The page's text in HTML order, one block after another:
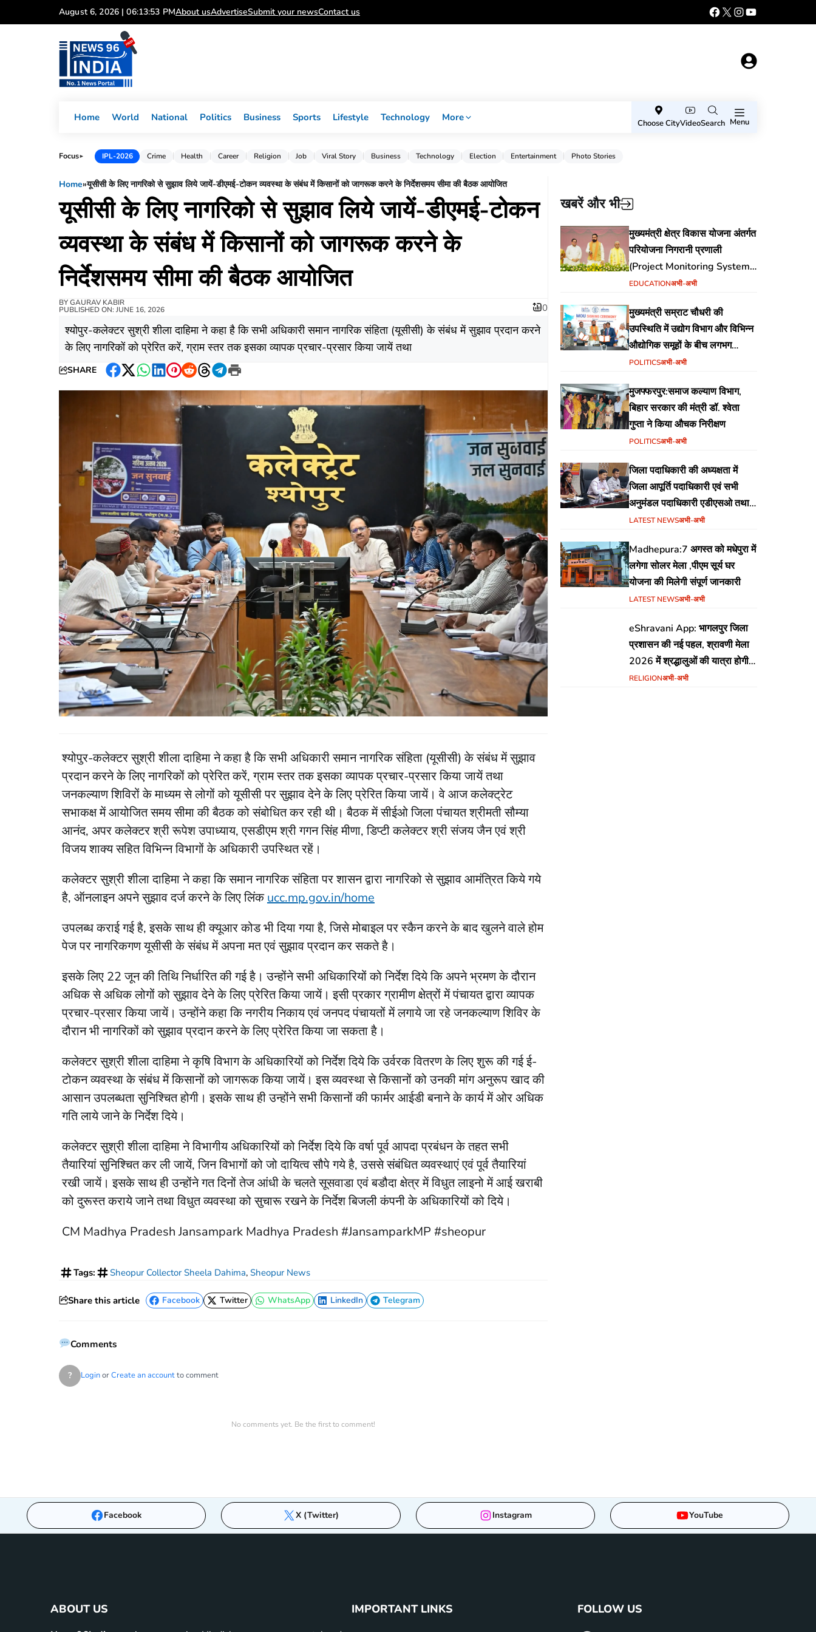
to
August 6, 2026 | 06:13:54 PMAbout usAdvertiseSubmit your newsContact us
Home World National Politics Business Sports Lifestyle Technology More
Choose CityVideoSearch Menu
Focus► IPL-2026 Crime Health Career Religion Job Viral Story Business Technology Election Entertainment Photo Stories
Home»यूसीसी के लिए नागरिको से सुझाव लिये जायें-डीएमई-टोकन व्यवस्था के संबंध में किसानों को जागरूक करने के निर्देशसमय सीमा की बैठक आयोजित
यूसीसी के लिए नागरिको से सुझाव लिये जायें-डीएमई-टोकन
व्यवस्था के संबंध में किसानों को जागरूक करने के
निर्देशसमय सीमा की बैठक आयोजित
BYGAURAV KABIR
PUBLISHED ON: JUNE 16, 2026 0
श्योपुर-कलेक्टर सुश्री शीला दाहिमा ने कहा है कि सभी अधिकारी समान नागरिक संहिता (यूसीसी) के संबंध में सुझाव प्रदान करने
के लिए नागरिकों को प्रेरित करें, ग्राम स्तर तक इसका व्यापक प्रचार-प्रसार किया जायें तथा
SHARE
Facebook
Twitter
WhatsApp
LinkedIn
Pinterest
RedditThreads
Telegram
Print
श्योपुर-कलेक्टर सुश्री शीला दाहिमा ने कहा है कि सभी अधिकारी समान नागरिक संहिता (यूसीसी) के संबंध में सुझाव
प्रदान करने के लिए नागरिकों को प्रेरित करें, ग्राम स्तर तक इसका व्यापक प्रचार-प्रसार किया जायें तथा
जनकल्याण शिविरों के माध्यम से लोगों को यूसीसी पर सुझाव देने के लिए प्रेरित किया जायें। वे आज कलेक्ट्रेट
सभाकक्ष में आयोजित समय सीमा की बैठक को संबोधित कर रही थी। बैठक में सीईओ जिला पंचायत श्रीमती सौम्या
आनंद, अपर कलेक्टर श्री रूपेश उपाध्याय, एसडीएम श्री गगन सिंह मीणा, डिप्टी कलेक्टर श्री संजय जैन एवं श्री
विजय शाक्य सहित विभिन्न विभागों के अधिकारी उपस्थित रहें।
कलेक्टर सुश्री शीला दाहिमा ने कहा कि समान नागरिक संहिता पर शासन द्वारा नागरिको से सुझाव आमंत्रित किये गये
है, ऑनलाइन अपने सुझाव दर्ज करने के लिए लिंकucc.mp.gov.in/home
उपलब्ध कराई गई है, इसके साथ ही क्यूआर कोड भी दिया गया है, जिसे मोबाइल पर स्कैन करने के बाद खुलने वाले होम
पेज पर नागरिकगण यूसीसी के संबंध में अपना मत एवं सुझाव प्रदान कर सकते है।
इसके लिए 22 जून की तिथि निर्धारित की गई है। उन्होंने सभी अधिकारियों को निर्देश दिये कि अपने भ्रमण के दौरान
अधिक से अधिक लोगों को सुझाव देने के लिए प्रेरित किया जायें। इसी प्रकार ग्रामीण क्षेत्रों में पंचायत द्वारा व्यापक
प्रचार-प्रसार किया जायें। उन्होंने कहा कि नगरीय निकाय एवं जनपद पंचायतों में लगाये जा रहे जनकल्याण शिविर के
दौरान भी नागरिकों को सुझाव प्रदान करने के लिए प्रेरित किया जा सकता है।
कलेक्टर सुश्री शीला दाहिमा ने कृषि विभाग के अधिकारियों को निर्देश दिये कि उर्वरक वितरण के लिए शुरू की गई ई-
टोकन व्यवस्था के संबंध में किसानों को जागरूक किया जायें। इस व्यवस्था से किसानों को उनकी मांग अनुरूप खाद की
आसान उपलब्धता सुनिश्चित होगी। इसके साथ ही उन्होंने सभी किसानों की फार्मर आईडी बनाने के कार्य में ओर अधिक
गति लाये जाने के निर्देश दिये।
कलेक्टर सुश्री शीला दाहिमा ने विभागीय अधिकारियों को निर्देश दिये कि वर्षा पूर्व आपदा प्रबंधन के तहत सभी
तैयारियां सुनिश्चित कर ली जायें, जिन विभागों को जो दायित्व सौपे गये है, उससे संबंधित व्यवस्थाएं एवं पूर्व तैयारियां
रखी जायें। इसके साथ ही उन्होंने गत दिनों तेज आंधी के चलते सूसवाडा एवं बडौदा क्षेत्र में विधुत लाइनो में आई खराबी
को दुरूस्त कराये जाने तथा विधुत व्यवस्था को सुचारू रखने के निर्देश बिजली कंपनी के अधिकारियों को दिये।
CM Madhya Pradesh Jansampark Madhya Pradesh #JansamparkMP #sheopur
Tags: Sheopur Collector Sheela Dahima, Sheopur News
Share this article
Facebook
Facebook
Twitter
Twitter
WhatsApp
WhatsApp
LinkedIn
LinkedIn
Telegram
Telegram
Comments
? LoginorCreate an accountto comment
No comments yet. Be the first to comment!
खबरें और भी
मुख्यमंत्री क्षेत्र विकास योजना अंतर्गत
परियोजना निगरानी प्रणाली
(Project Monitoring System)
वेब पोर्टल का शुभारंभ
EDUCATIONअभी-अभी
मुख्यमंत्री सम्राट चौधरी की
उपस्थिति में उद्योग विभाग और विभिन्न
औद्योगिक समूहों के बीच लगभग
₹51,600 करोड़ के निवेश हेतु
POLITICSअभी-अभी
मुजफ्फरपुर:समाज कल्याण विभाग,
बिहार सरकार की मंत्री डॉ. श्वेता
गुप्ता ने किया औचक निरीक्षण
POLITICSअभी-अभी
जिला पदाधिकारी की अध्यक्षता में
जिला आपूर्ति पदाधिकारी एवं सभी
अनुमंडल पदाधिकारी एडीएसओ तथा
एमोओ के साथ समीक्षा बैठक का
LATEST NEWSअभी-अभी
Madhepura:7 अगस्त को मधेपुरा में
लगेगा सोलर मेला ,पीएम सूर्य घर
योजना की मिलेगी संपूर्ण जानकारी
LATEST NEWSअभी-अभी
eShravani App: भागलपुर जिला
प्रशासन की नई पहल, श्रावणी मेला
2026 में श्रद्धालुओं की यात्रा होगी
सुरक्षित और सुगम
RELIGIONअभी-अभी
Facebook X (Twitter) Instagram YouTube
ABOUT US
IMPORTANT LINKS
FOLLOW US